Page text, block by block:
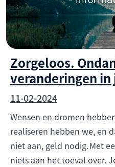
Zorgeloos.
veranderingen in
11-02-2024
Wensen en dromen
realiseren hebben we, en
niet aan, geld nodig. Met
niets aan het toeval over.